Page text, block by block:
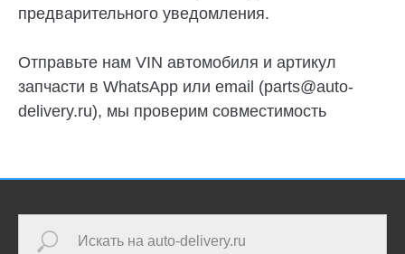
предварительного уведомления.
Отправьте нам VIN автомобиля и артикул
запчасти в WhatsApp или email (parts@auto-
delivery.ru), мы проверим совместимость